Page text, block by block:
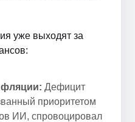
уже выходят за
Дефицит
приоритетом
ИИ, спровоцировал